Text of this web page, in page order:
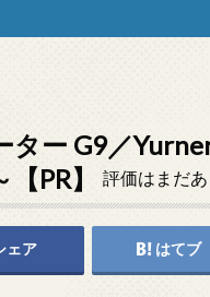
ター G9／
PR】
評価はまだ
ェア はてブ